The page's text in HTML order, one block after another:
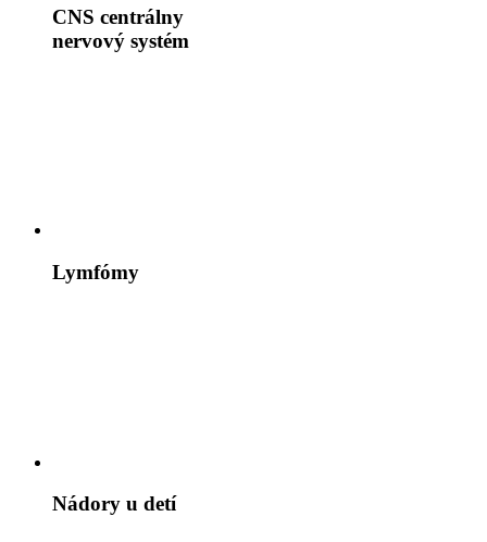
CNS centrálny
nervový systém
Lymfómy
Nádory u detí